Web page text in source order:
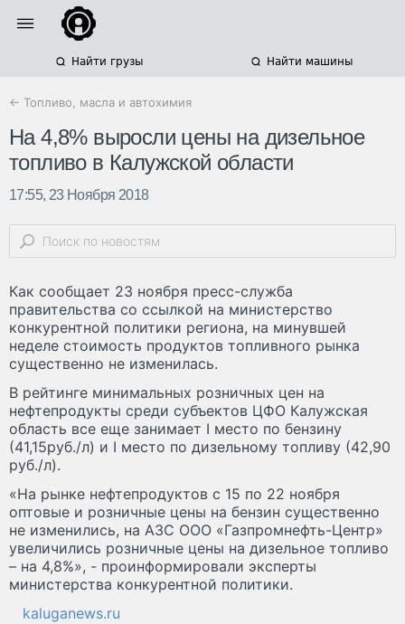
Найти грузы Найти машины
← Топливо, масла и автохимия
На 4,8% выросли цены на дизельное
топливо в Калужской области
17:55, 23 Ноября 2018
Как сообщает 23 ноября пресс-служба
правительства со ссылкой на министерство
конкурентной политики региона, на минувшей
неделе стоимость продуктов топливного рынка
существенно не изменилась.
В рейтинге минимальных розничных цен на
нефтепродукты среди субъектов ЦФО Калужская
область все еще занимает I место по бензину
(41,15руб./л) и I место по дизельному топливу (42,90
руб./л).
«На рынке нефтепродуктов с 15 по 22 ноября
оптовые и розничные цены на бензин существенно
не изменились, на АЗС ООО «Газпромнефть-Центр»
увеличились розничные цены на дизельное топливо
– на 4,8%», - проинформировали эксперты
министерства конкурентной политики.
kaluganews.ru